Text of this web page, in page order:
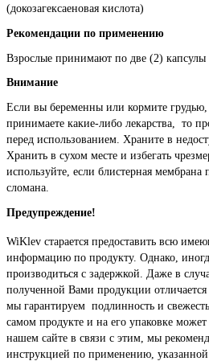
(докозагексаеновая кислота)
Рекомендации по применению
Взрослые принимают по две (2) капсулы
Внимание
Если вы беременны или кормите
принимаете какие-либо лекарства, то
перед использованием. Храните в
Хранить в сухом месте и избегать
используйте, если блистерная мембрана
сломана.
Предупреждение!
WiKlev старается предоставить всю
информацию по продукту. Однако,
производиться с задержкой. Даже в
полученной Вами продукции отличается
мы гарантируем подлинность и
самом продукте и на его упаковке
нашем сайте в связи с этим, мы
инструкцией по применению, указанной